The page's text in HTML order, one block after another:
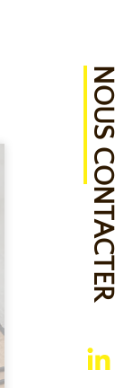
NOUS CONTACTER